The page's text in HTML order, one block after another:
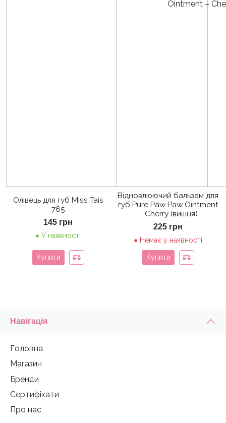
Олівець для губ Miss Tais
765
145 грн
У наявності
Купити
Відновлюючий бальзам для
губ Pure Paw Paw Ointment
– Cherry (вишня)
225 грн
Немає у наявності
Купити
Навігація
Головна
Магазин
Бренди
Сертифікати
Про нас